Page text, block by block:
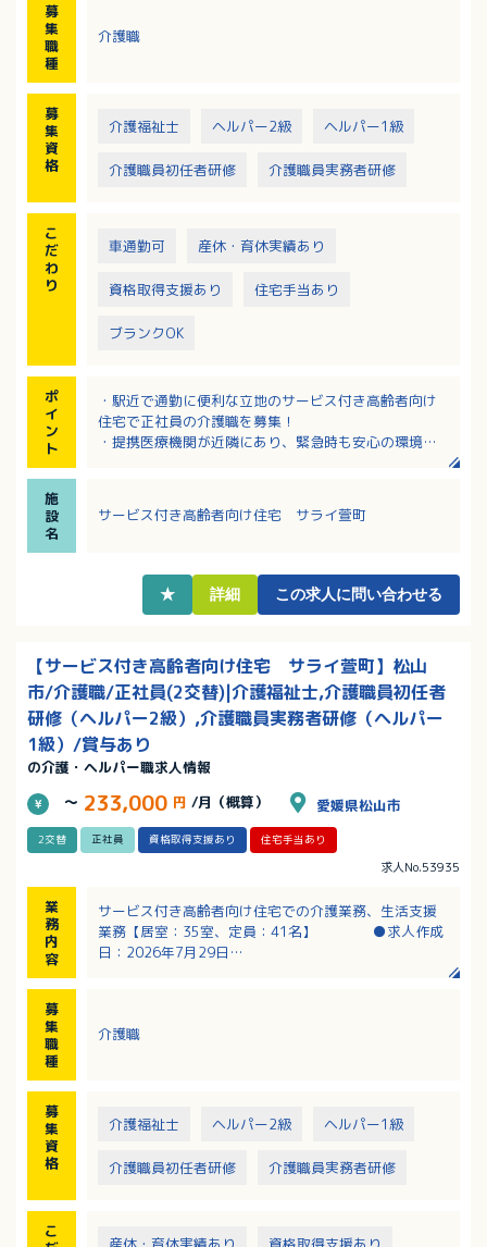
・浴室の清掃、湯はり準備
・相談対応とお困りごとの解決
※業務は訪問介護（介護保険）と生活支援（保険適用
外）に分かれ、いずれも対応いただきます。
募
集
職
種
介護職
募
集
資
格
介護福祉士 ヘルパー2級 ヘルパー1級
介護職員初任者研修 介護職員実務者研修
こ
だ
わ
り
車通勤可 産休・育休実績あり
資格取得支援あり 住宅手当あり
ブランクOK
ポ
イ
ン
ト
・駅近で通勤に便利な立地のサービス付き高齢者向け
住宅で正社員の介護職を募集！
・提携医療機関が近隣にあり、緊急時も安心の環境！
消化率はほぼ100％！
・給与は経験を考慮の上決定されます！
施
設
名
サービス付き高齢者向け住宅 サライ萱町
★ 詳細 この求人に問い合わせる
【サービス付き高齢者向け住宅 サライ萱町】松山
市/介護職/正社員(2交替)|介護福祉士,介護職員初任者
研修（ヘルパー2級）,介護職員実務者研修（ヘルパー
1級）/賞与あり
の介護・ヘルパー職求人情報
～ 233,000 円 /月（概算） 愛媛県松山市
2交替 正社員 資格取得支援あり 住宅手当あり
求人No.53935
業
務
内
容
サービス付き高齢者向け住宅での介護業務、生活支援
業務【居室：35室、定員：41名】 ●求人作成
日：2026年7月29日
・浴室の清掃、湯はり準備
・相談対応とお困りごとの解決
・必要に応じた身体介護
※業務は訪問介護（介護保険）と生活支援（保険適用
外）に分かれ、いずれも対応いただきます。
募
集
職
種
介護職
募
集
資
格
介護福祉士 ヘルパー2級 ヘルパー1級
介護職員初任者研修 介護職員実務者研修
こ